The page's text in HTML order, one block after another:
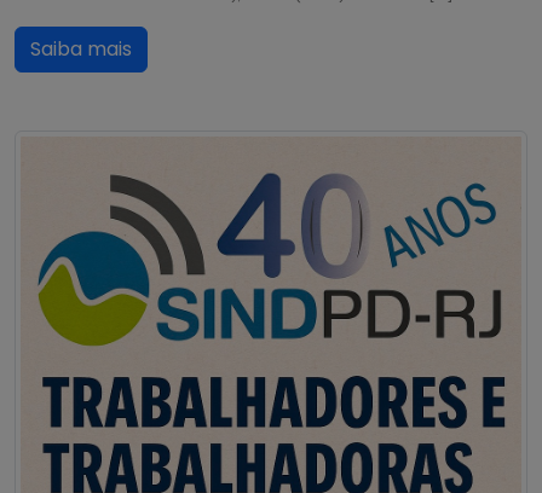
Saiba mais